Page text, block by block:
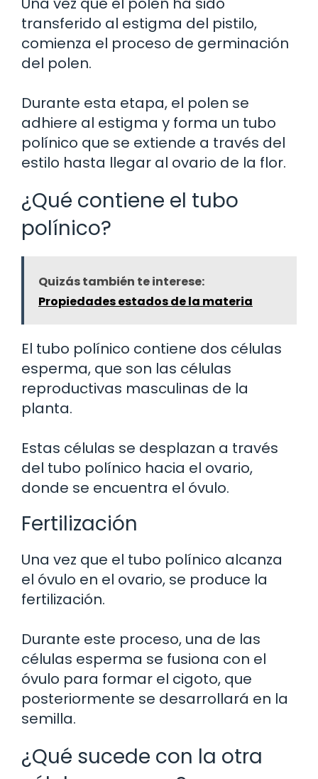
transferido al estigma del pistilo,
comienza el proceso de germinación
del polen.
Durante esta etapa, el polen se
adhiere al estigma y forma un tubo
polínico que se extiende a través del
estilo hasta llegar al ovario de la flor.
¿Qué contiene el tubo
polínico?
Quizás también te interese:
Propiedades estados de la materia
El tubo polínico contiene dos células
esperma, que son las células
reproductivas masculinas de la
planta.
Estas células se desplazan a través
del tubo polínico hacia el ovario,
donde se encuentra el óvulo.
Fertilización
Una vez que el tubo polínico alcanza
el óvulo en el ovario, se produce la
fertilización.
Durante este proceso, una de las
células esperma se fusiona con el
óvulo para formar el cigoto, que
posteriormente se desarrollará en la
semilla.
¿Qué sucede con la otra